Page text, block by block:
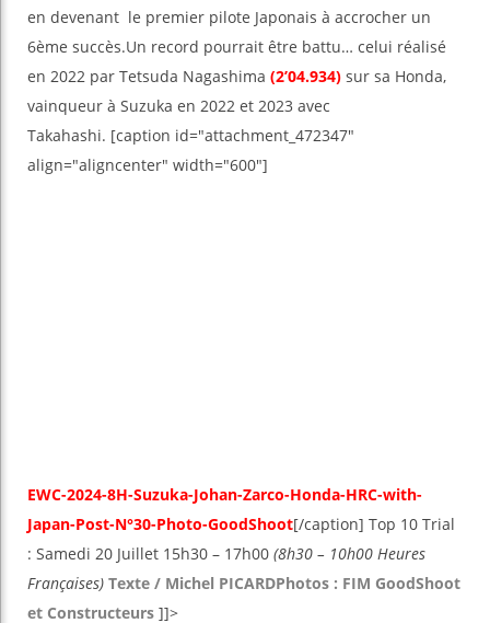
en devenant le premier pilote Japonais à accrocher un
6ème succès.Un record pourrait être battu… celui réalisé
en 2022 par Tetsuda Nagashima (2’04.934) sur sa Honda,
vainqueur à Suzuka en 2022 et 2023 avec
Takahashi. [caption id="attachment_472347"
align="aligncenter" width="600"]
EWC-2024-8H-Suzuka-Johan-Zarco-Honda-HRC-with-
Japan-Post-N°30-Photo-GoodShoot[/caption] Top 10 Trial
: Samedi 20 Juillet 15h30 – 17h00 (8h30 – 10h00 Heures
Françaises) Texte / Michel PICARDPhotos : FIM GoodShoot
et Constructeurs ]]>